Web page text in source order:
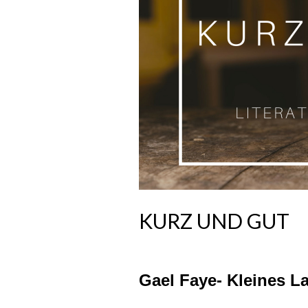
KURZ UND GUT
Gael Faye- Kleines